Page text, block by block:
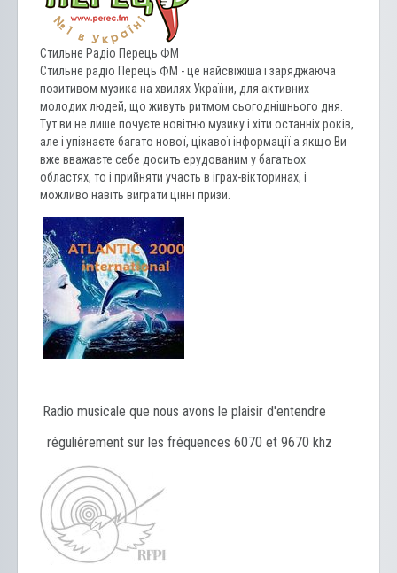
Стильне Радіо Перець ФМ
Стильне радіо Перець ФМ - це найсвіжіша і заряджаюча
позитивом музика на хвилях України, для активних
молодих людей, що живуть ритмом сьогоднішнього дня.
Тут ви не лише почуєте новітню музику і хіти останніх років,
але і упізнаєте багато нової, цікавої інформації а якщо Ви
вже вважаєте себе досить ерудованим у багатьох
областях, то і прийняти участь в іграх-вікторинах, і
можливо навіть виграти цінні призи.
Radio musicale que nous avons le plaisir d'entendre
régulièrement sur les fréquences 6070 et 9670 khz